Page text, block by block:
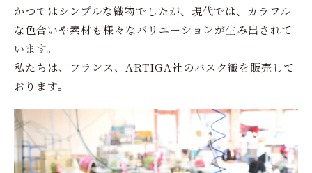
かつてはシンプルな織物でしたが、現代では、カラフル
な色合いや素材も様々なバリエーションが生み出されて
います。
私たちは、フランス、ARTIGA社のバスク織を販売して
おります。